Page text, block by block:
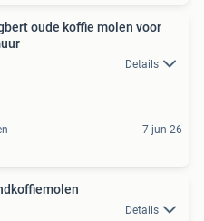
oude koffie molen voor
Details
7 jun 26
Details